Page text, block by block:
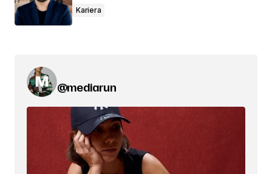
Kariera
@mediarun